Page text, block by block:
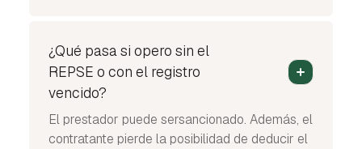
¿Qué pasa si opero sin el
REPSE o con el registro
vencido?
El prestador puede sersancionado. Además, el
contratante pierde la posibilidad de deducir el